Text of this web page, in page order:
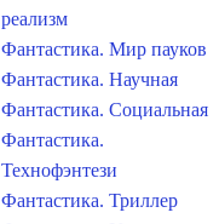
реализм
Фантастика. Мир пауков
Фантастика. Научная
Фантастика. Социальная
Фантастика.
Технофэнтези
Фантастика. Триллер